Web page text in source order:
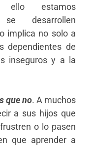
ello estamos
desarrollen
implica no solo a
dependientes de
inseguros y a la
que no. A muchos
a sus hijos que
o lo pasen
que aprender a